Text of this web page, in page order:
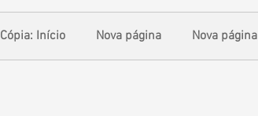
Cópia: Início Nova página Nova página